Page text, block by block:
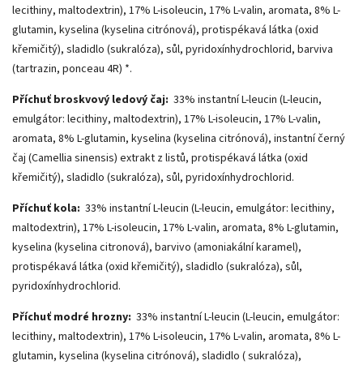
lecithiny, maltodextrin), 17% L-isoleucin, 17% L-valin, aromata, 8% L-
glutamin, kyselina (kyselina citrónová), protispékavá látka (oxid
křemičitý), sladidlo (sukralóza), sůl, pyridoxínhydrochlorid, barviva
(tartrazin, ponceau 4R) *.
Příchuť broskvový ledový čaj: 33% instantní L-leucin (L-leucin,
emulgátor: lecithiny, maltodextrin), 17% L-isoleucin, 17% L-valin,
aromata, 8% L-glutamin, kyselina (kyselina citrónová), instantní černý
čaj (Camellia sinensis) extrakt z listů, protispékavá látka (oxid
křemičitý), sladidlo (sukralóza), sůl, pyridoxínhydrochlorid.
Příchuť kola: 33% instantní L-leucin (L-leucin, emulgátor: lecithiny,
maltodextrin), 17% L-isoleucin, 17% L-valin, aromata, 8% L-glutamin,
kyselina (kyselina citronová), barvivo (amoniakální karamel),
protispékavá látka (oxid křemičitý), sladidlo (sukralóza), sůl,
pyridoxínhydrochlorid.
Příchuť modré hrozny: 33% instantní L-leucin (L-leucin, emulgátor:
lecithiny, maltodextrin), 17% L-isoleucin, 17% L-valin, aromata, 8% L-
glutamin, kyselina (kyselina citrónová), sladidlo ( sukralóza),